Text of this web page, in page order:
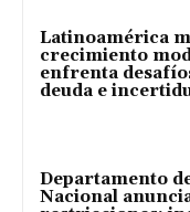
Latinoamérica
crecimiento
enfrenta
deuda e
Departamento
Nacional